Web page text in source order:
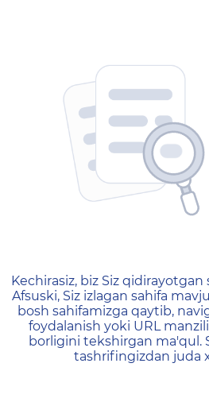
404 —
Kechirasiz, biz Siz
Afsuski, Siz izlagan sahifa
bosh sahifamizga qaytib,
foydalanish yoki URL
borligini tekshirgan ma'qul.
tashrifingizdan juda